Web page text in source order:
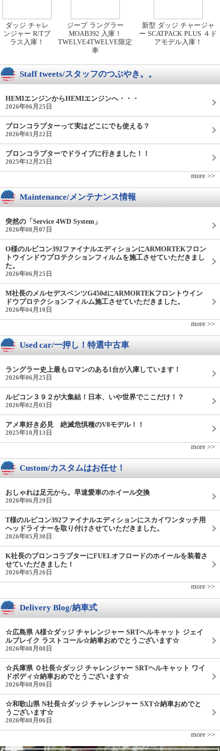
ダッジ チャレ
ンジャー R/Tプ
ラス入庫！
ジープ ラングラー
MOAB392 入庫！
TWELVE4TWELVE限定
車
新型 ダッジ チャージャ
ー SCATPACK PLUS ４ド
アモデル入庫！
Staff tweets/スタッフのつぶやき。。
HEMIエンジンからHEMIエンジンへ・・・
2026年06月25日
ブロンコラプターって実はどこにでも使える？
2026年03月22日
ブロンコラプターでドライブに行きました！！
2025年12月25日
more >>
Maintenance/メンテナンス情報
突然の「Service 4WD System」
2026年08月07日
O様のルビコン392ファイナルエディションにARMORTEKフロン
トウインドウプロテクションフィルムを施工させていただきまし
た。
2026年06月25日
M社長のメルセデスベンツG450dにARMORTEKフロントウイン
ドウプロテクションフィルム施工させていただきました。
2026年04月10日
more >>
Used car/一押し！特選中古車
ラングラー史上最もロマンのある1台が入庫しています！
2026年06月25日
ルビコン３９２が大集結！日本、いや世界でここだけ！？
2026年02月03日
アメ車好き必見 絶滅危惧種のV8モデル！！
2025年10月13日
more >>
Custom/カスタムはお任せ！
おしゃれは足元から。早速愛車のホイール交換
2026年06月29日
T様のルビコン392ファイナルエディションにスカイワンタッチ用
ヘッドライナーを取り付けさせていただきました。
2026年05月30日
K社長のブロンコラプターにFUELオフロードのホイールを装着さ
せていただきました！
2026年05月26日
more >>
Delivery Blog/納車式
☆広島県 A様☆ダッジ チャレンジャー SRTヘルキャット ジェイ
ルブレイク ラストコール☆納車おめでとうございます☆
2026年08月08日
☆兵庫県 Ｏ社長☆ダッジ チャレンジャー SRTヘルキャット ワイ
ドボディ☆納車おめでとうございます☆
2026年08月06日
☆和歌山県 N社長☆ダッジ チャレンジャー SXT☆納車おめでと
うございます☆
2026年08月06日
more >>